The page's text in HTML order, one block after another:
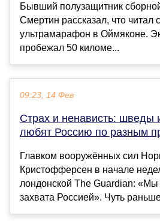
Бывший полузащитник
Смертин рассказал, что читал
ультрамарафон в Оймяконе.
пробежал 50 киломе...
09:23, 14 Фев
Страх и ненависть: шведы
любят Россию по разным
Главком вооружённых сил
Кристофферсен в начале
лондонской The Guardian:
захвата Россией». Чуть